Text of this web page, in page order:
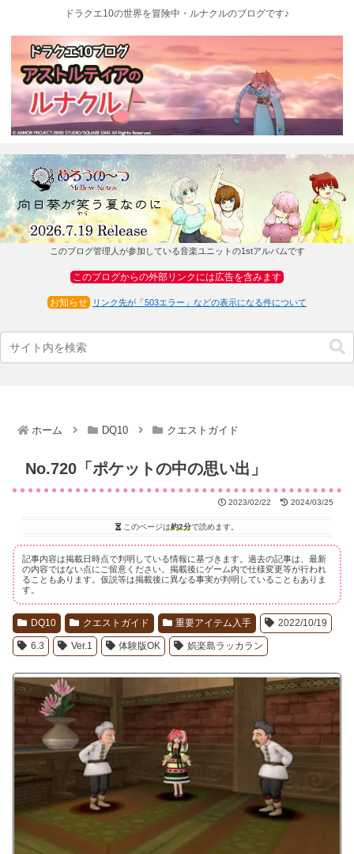
ドラクエ10の世界を冒険中・ルナクルのブログです♪
このブログ管理人が参加している音楽ユニットの1stアルバムです
このブログからの外部リンクには広告を含みます
お知らせ リンク先が「503エラー」などの表示になる件について
ホーム DQ10 クエストガイド
No.720「ポケットの中の思い出」
2023/02/22 2024/03/25
このページは約2分で読めます。
記事内容は掲載日時点で判明している情報に基づきます。過去の記事は、最新
の内容ではない点にご留意ください。掲載後にゲーム内で仕様変更等が行われ
ることもあります。仮説等は掲載後に異なる事実が判明していることもありま
す。
DQ10 クエストガイド 重要アイテム入手 2022/10/19
6.3 Ver.1 体験版OK 娯楽島ラッカラン